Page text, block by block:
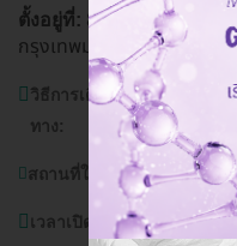
ตั้งอยู่ที่: 811/1 ซ. ลาดพร้า
กรุงเทพมหานคร 10900
วิธีการเดิน
ทาง:
MRT ลาดพ
สถานที่ใกล้เคียง:สวนลุมไนท์
เวลาเปิดบริการ:วันเสาร์ - อั